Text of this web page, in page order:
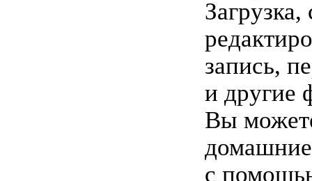
Загрузка,
запись,
и другие
Вы
с